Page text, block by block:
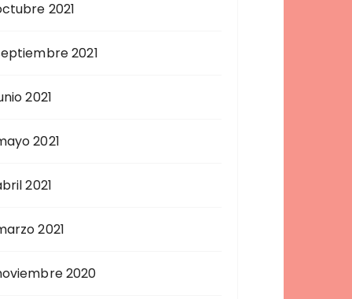
2021
2021
2021
2021
2021
2021
2020